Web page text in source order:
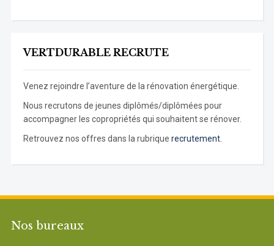
VERTDURABLE RECRUTE
Venez rejoindre l’aventure de la rénovation énergétique.
Nous recrutons de jeunes diplômés/diplômées pour
accompagner les copropriétés qui souhaitent se rénover.
Retrouvez nos offres dans la rubrique recrutement.
Nos bureaux